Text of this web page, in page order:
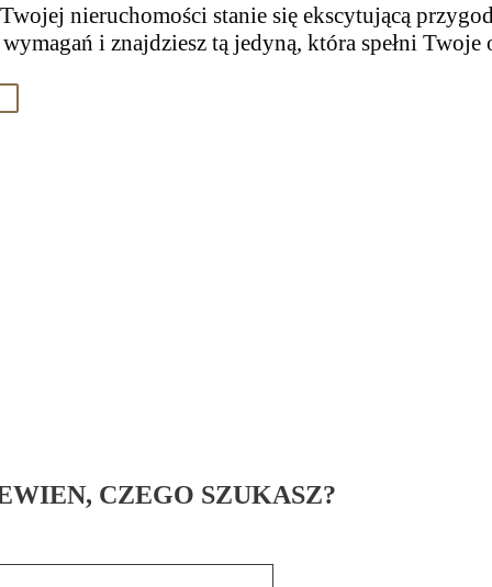
nieruchomości stanie się ekscytującą
i znajdziesz tą jedyną, która spełni Twoje
CZEGO SZUKASZ?